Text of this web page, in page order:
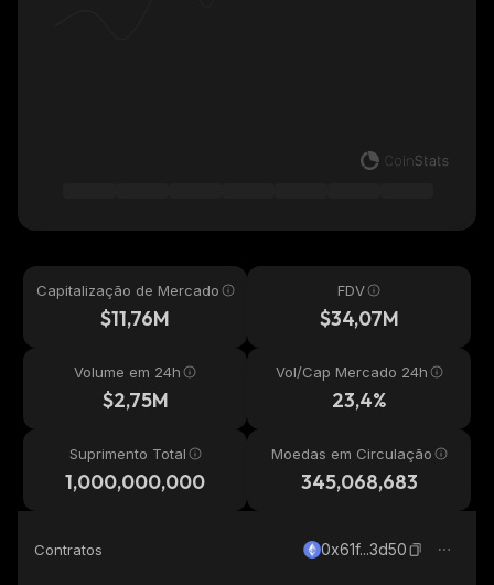
Capitalização de Mercado
$11,76M
FDV
$34,07M
Volume em 24h
$2,75M
Vol/Cap Mercado 24h
23,4%
Suprimento Total
1,000,000,000
Moedas em Circulação
345,068,683
Contratos 0x61f...3d50